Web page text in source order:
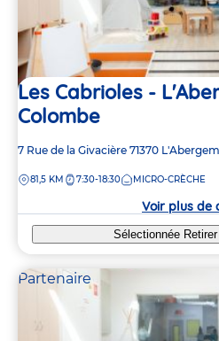
Les Cabrioles -
Colombe
Adresse
la
7 Rue de la Givacière 71370
DISTANCE
81,5 KM 7:30-18:30 MICRO-CRÈCHE
Voir plus de
Sélectionnée Retirer
Partenaire